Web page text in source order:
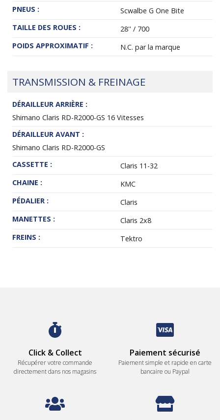
PNEUS :
Scwalbe G One Bite
TAILLE DES ROUES :
28'' / 700
POIDS APPROXIMATIF :
N.C. par la marque
TRANSMISSION & FREINAGE
DÉRAILLEUR ARRIÈRE :
Shimano Claris RD-R2000-GS 16 Vitesses
DÉRAILLEUR AVANT :
Shimano Claris RD-R2000-GS
CASSETTE :
Claris 11-32
CHAINE :
KMC
PÉDALIER :
Claris
MANETTES :
Claris 2x8
FREINS :
Tektro
Click & Collect
Récupérer votre commande
directement dans nos magasins
Paiement sécurisé
Paiement simple et rapide en carte
bancaire ou Paypal